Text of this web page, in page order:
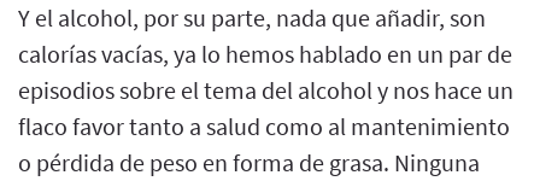
Y el alcohol, por su parte, nada que añadir, son
calorías vacías, ya lo hemos hablado en un par de
episodios sobre el tema del alcohol y nos hace un
flaco favor tanto a salud como al mantenimiento
o pérdida de peso en forma de grasa. Ninguna